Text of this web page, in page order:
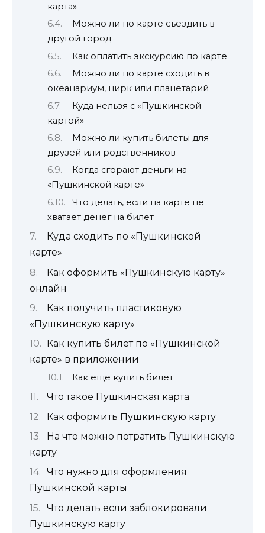
карта»
Можно ли по карте съездить в
другой город
Как оплатить экскурсию по карте
Можно ли по карте сходить в
океанариум, цирк или планетарий
Куда нельзя с «Пушкинской
картой»
Можно ли купить билеты для
друзей или родственников
Когда сгорают деньги на
«Пушкинской карте»
Что делать, если на карте не
хватает денег на билет
Куда сходить по «Пушкинской
карте»
Как оформить «Пушкинскую карту»
онлайн
Как получить пластиковую
«Пушкинскую карту»
Как купить билет по «Пушкинской
карте» в приложении
Как еще купить билет
Что такое Пушкинская карта
Как оформить Пушкинскую карту
На что можно потратить Пушкинскую
карту
Что нужно для оформления
Пушкинской карты
Что делать если заблокировали
Пушкинскую карту